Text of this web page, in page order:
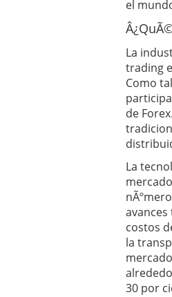
el
La
trading
Como
de
La
costos
la
30 por